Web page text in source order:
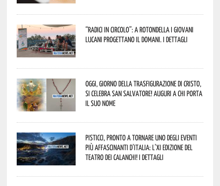
“Radici in Circolo”: a Rotondella i giovani
lucani progettano il domani. I dettagli
Oggi, giorno della Trasfigurazione di Cristo,
si celebra San Salvatore! Auguri a chi porta
il suo nome
Pisticci, pronto a tornare uno degli eventi
più affascinanti d’Italia: l’XI edizione del
Teatro dei Calanchi! I dettagli